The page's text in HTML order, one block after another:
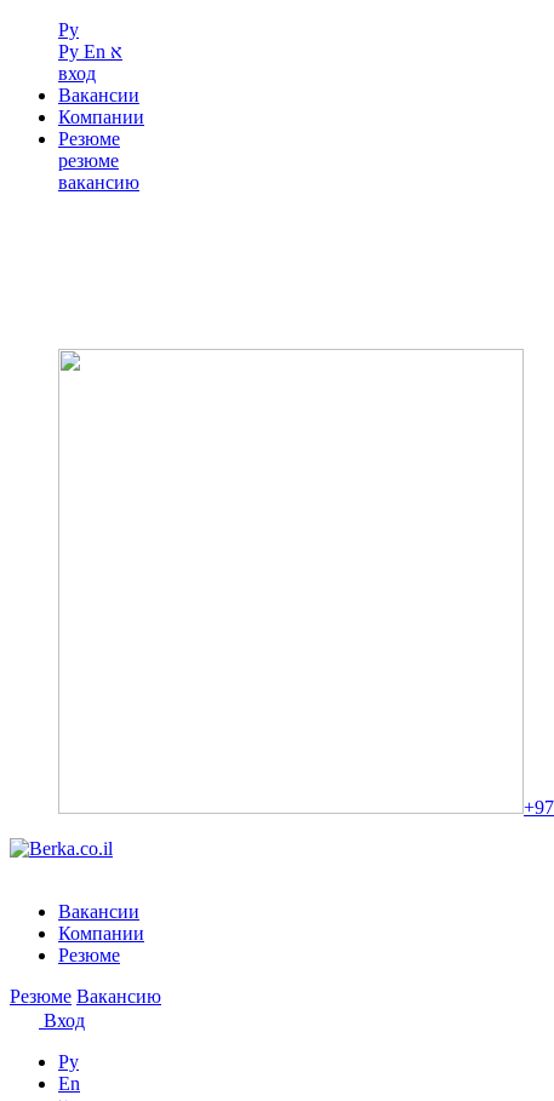
Ру
Ру En א
вход
Вакансии
Компании
Резюме
резюме
вакансию
Вакансии
Компании
Резюме
Резюме Вакансию
Вход
Ру
En